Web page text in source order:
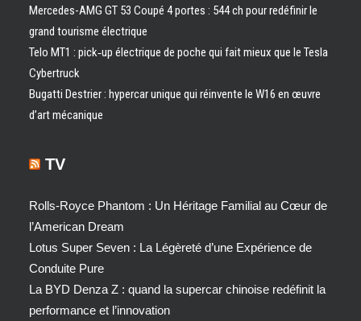
Mercedes-AMG GT 53 Coupé 4 portes : 544 ch pour redéfinir le
grand tourisme électrique
Telo MT1 : pick‑up électrique de poche qui fait mieux que le Tesla
Cybertruck
Bugatti Destrier : hypercar unique qui réinvente le W16 en œuvre
d’art mécanique
TV
Rolls-Royce Phantom : Un Héritage Familial au Cœur de
l’American Dream
Lotus Super Seven : La Légèreté d’une Expérience de
Conduite Pure
La BYD Denza Z : quand la supercar chinoise redéfinit la
performance et l’innovation